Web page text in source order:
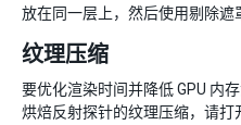
放在同一层上，然后使用剔除遮
纹理压缩
要优化渲染时间并降低 GPU 内
烘焙反射探针的纹理压缩，请打